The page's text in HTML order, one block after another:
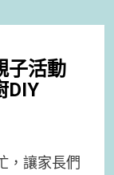
子活動
DIY
，讓家長們